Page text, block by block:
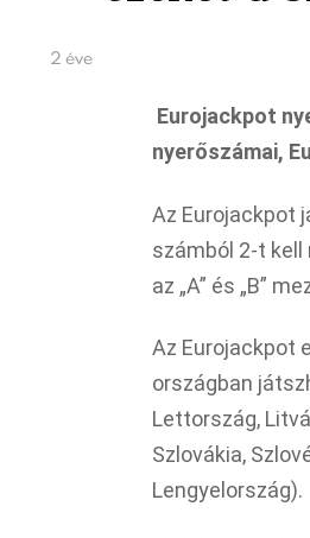
2 éve
Eurojackpot
nyerőszámai,
Az Eurojackpot
számból 2-t kell
az „A” és „B”
Az Eurojackpot
országban
Lettország,
Szlovákia,
Lengyelország).